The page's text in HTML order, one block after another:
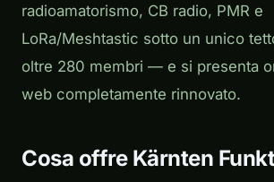
radioamatorismo, CB radio, PMR e
LoRa/Meshtastic sotto un unico
oltre 280 membri — e si presenta
web completamente rinnovato.
Cosa offre Kärnten